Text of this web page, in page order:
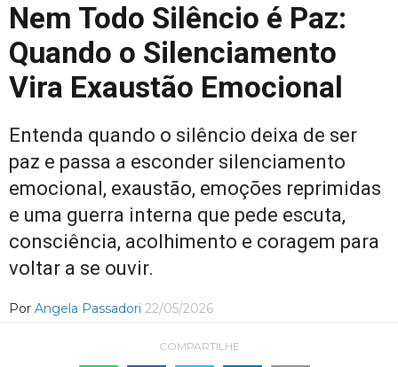
Nem Todo Silêncio é Paz:
Quando o Silenciamento
Vira Exaustão Emocional
Entenda quando o silêncio deixa de ser
paz e passa a esconder silenciamento
emocional, exaustão, emoções reprimidas
e uma guerra interna que pede escuta,
consciência, acolhimento e coragem para
voltar a se ouvir.
Por Angela Passadori 22/05/2026
COMPARTILHE